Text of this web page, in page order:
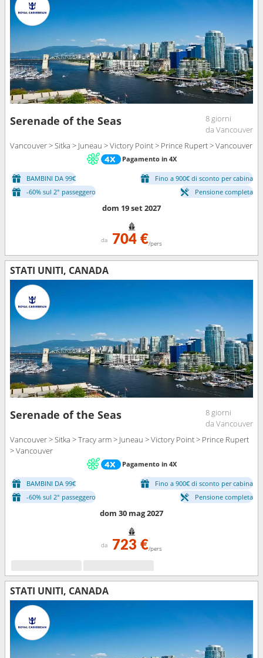
Serenade of the Seas
8 giorni
da Vancouver
Vancouver > Sitka > Juneau > Victory Point > Prince Rupert > Vancouver
Pagamento in 4X
BAMBINI DA 99€
Fino a 900€ di sconto per cabina
-60% sul 2° passeggero
Pensione completa
dom 19 set 2027
da 704 €/pers
STATI UNITI, CANADA
Serenade of the Seas
8 giorni
da Vancouver
Vancouver > Sitka > Tracy arm > Juneau > Victory Point > Prince Rupert
> Vancouver
Pagamento in 4X
BAMBINI DA 99€
Fino a 900€ di sconto per cabina
-60% sul 2° passeggero
Pensione completa
dom 30 mag 2027
da 723 €/pers
STATI UNITI, CANADA